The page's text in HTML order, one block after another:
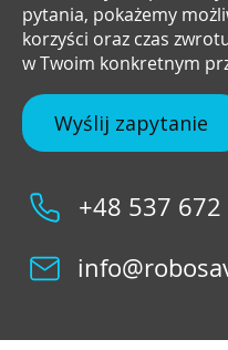
pytania, pokażemy
korzyści oraz czas
w Twoim konkretnym
Wyślij zapytanie
+48 537 672